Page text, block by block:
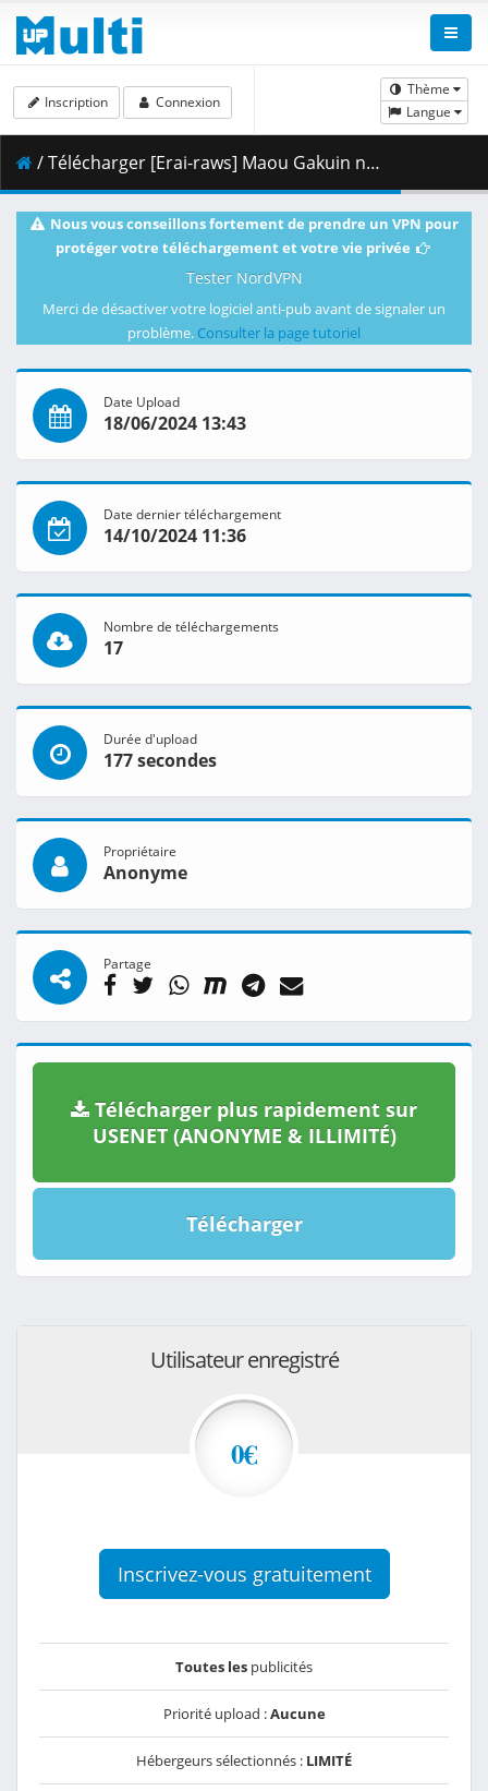
Thème
Langue
Inscription Connexion
/ Télécharger [Erai-raws] Maou Gakuin no Futekigousha II - 02 [1080p][HEVC][3002DA59].mkv.002 ( 295.39 MB )
Nous vous conseillons fortement de prendre un VPN pour
protéger votre téléchargement et votre vie privée
Tester NordVPN
Merci de désactiver votre logiciel anti-pub avant de signaler un
problème. Consulter la page tutoriel
Date Upload
18/06/2024 13:43
Date dernier téléchargement
14/10/2024 11:36
Nombre de téléchargements
17
Durée d'upload
177 secondes
Propriétaire
Anonyme
Partage
Télécharger plus rapidement sur
USENET (ANONYME & ILLIMITÉ)
Télécharger
Utilisateur enregistré
0€
Inscrivez-vous gratuitement
Toutes les publicités
Priorité upload :Aucune
Hébergeurs sélectionnés : LIMITÉ